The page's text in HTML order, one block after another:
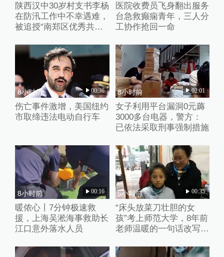
陕西汉中30岁村支书李杨
在防汛工作中不幸遇难，
被追授“南郑区优秀共产
医院收费员飞身翻出服务
台急救癫痫青年，三人分
工协作抢回一命
8小时前 00:36
伤亡事件激增，美国纽约
市取缔违法电动自行车
8小时前 02:01
女子利用平台漏洞0元薅
3000多台电器，警方：
已依法采取刑事强制措施
8小时前 00:16
暖侬心丨7分钟极速救
援，上海吴淞海事救助长
江口意外落水人员
5小时前 00:35
“床头放菜刀壮胆的女
孩”考上师范大学，8年前
老师温暖的一句话改写了